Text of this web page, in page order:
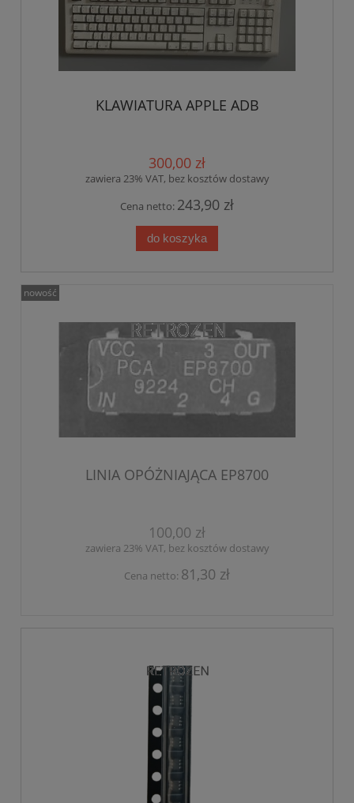
KLAWIATURA APPLE ADB
300,00 zł
zawiera 23% VAT, bez kosztów dostawy
Cena netto: 243,90 zł
do koszyka
LINIA OPÓŻNIAJĄCA EP8700
100,00 zł
zawiera 23% VAT, bez kosztów dostawy
Cena netto: 81,30 zł
nowość